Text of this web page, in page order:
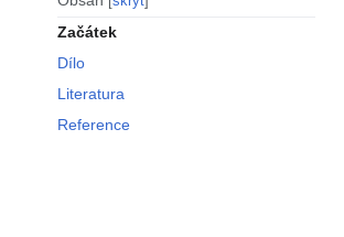
Začátek
Dílo
Literatura
Reference